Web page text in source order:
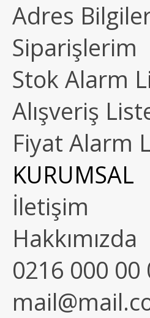
Adres
Siparişlerim
Stok Alarm
Alışveriş
Fiyat Alarm
KURUMSAL
İletişim
Hakkımızda
0216 000 00